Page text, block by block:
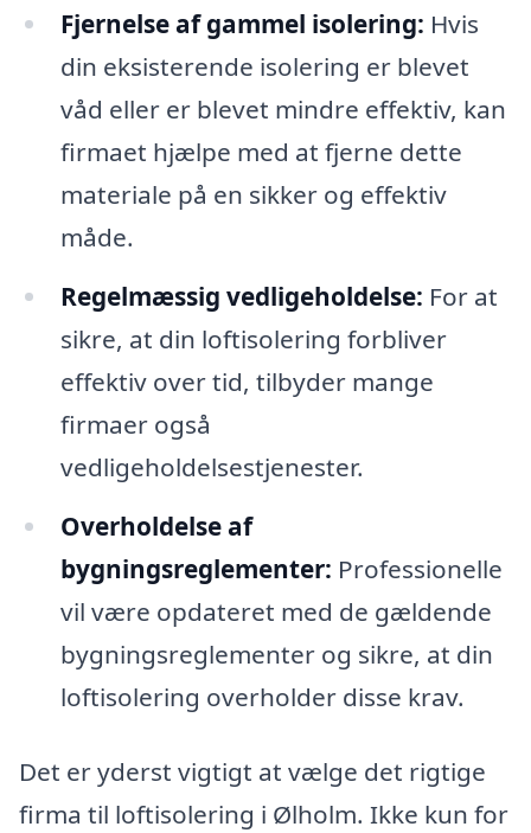
Fjernelse af gammel isolering: Hvis
din eksisterende isolering er blevet
våd eller er blevet mindre effektiv, kan
firmaet hjælpe med at fjerne dette
materiale på en sikker og effektiv
måde.
Regelmæssig vedligeholdelse: For at
sikre, at din loftisolering forbliver
effektiv over tid, tilbyder mange
firmaer også
vedligeholdelsestjenester.
Overholdelse af
bygningsreglementer: Professionelle
vil være opdateret med de gældende
bygningsreglementer og sikre, at din
loftisolering overholder disse krav.
Det er yderst vigtigt at vælge det rigtige
firma til loftisolering i Ølholm. Ikke kun for